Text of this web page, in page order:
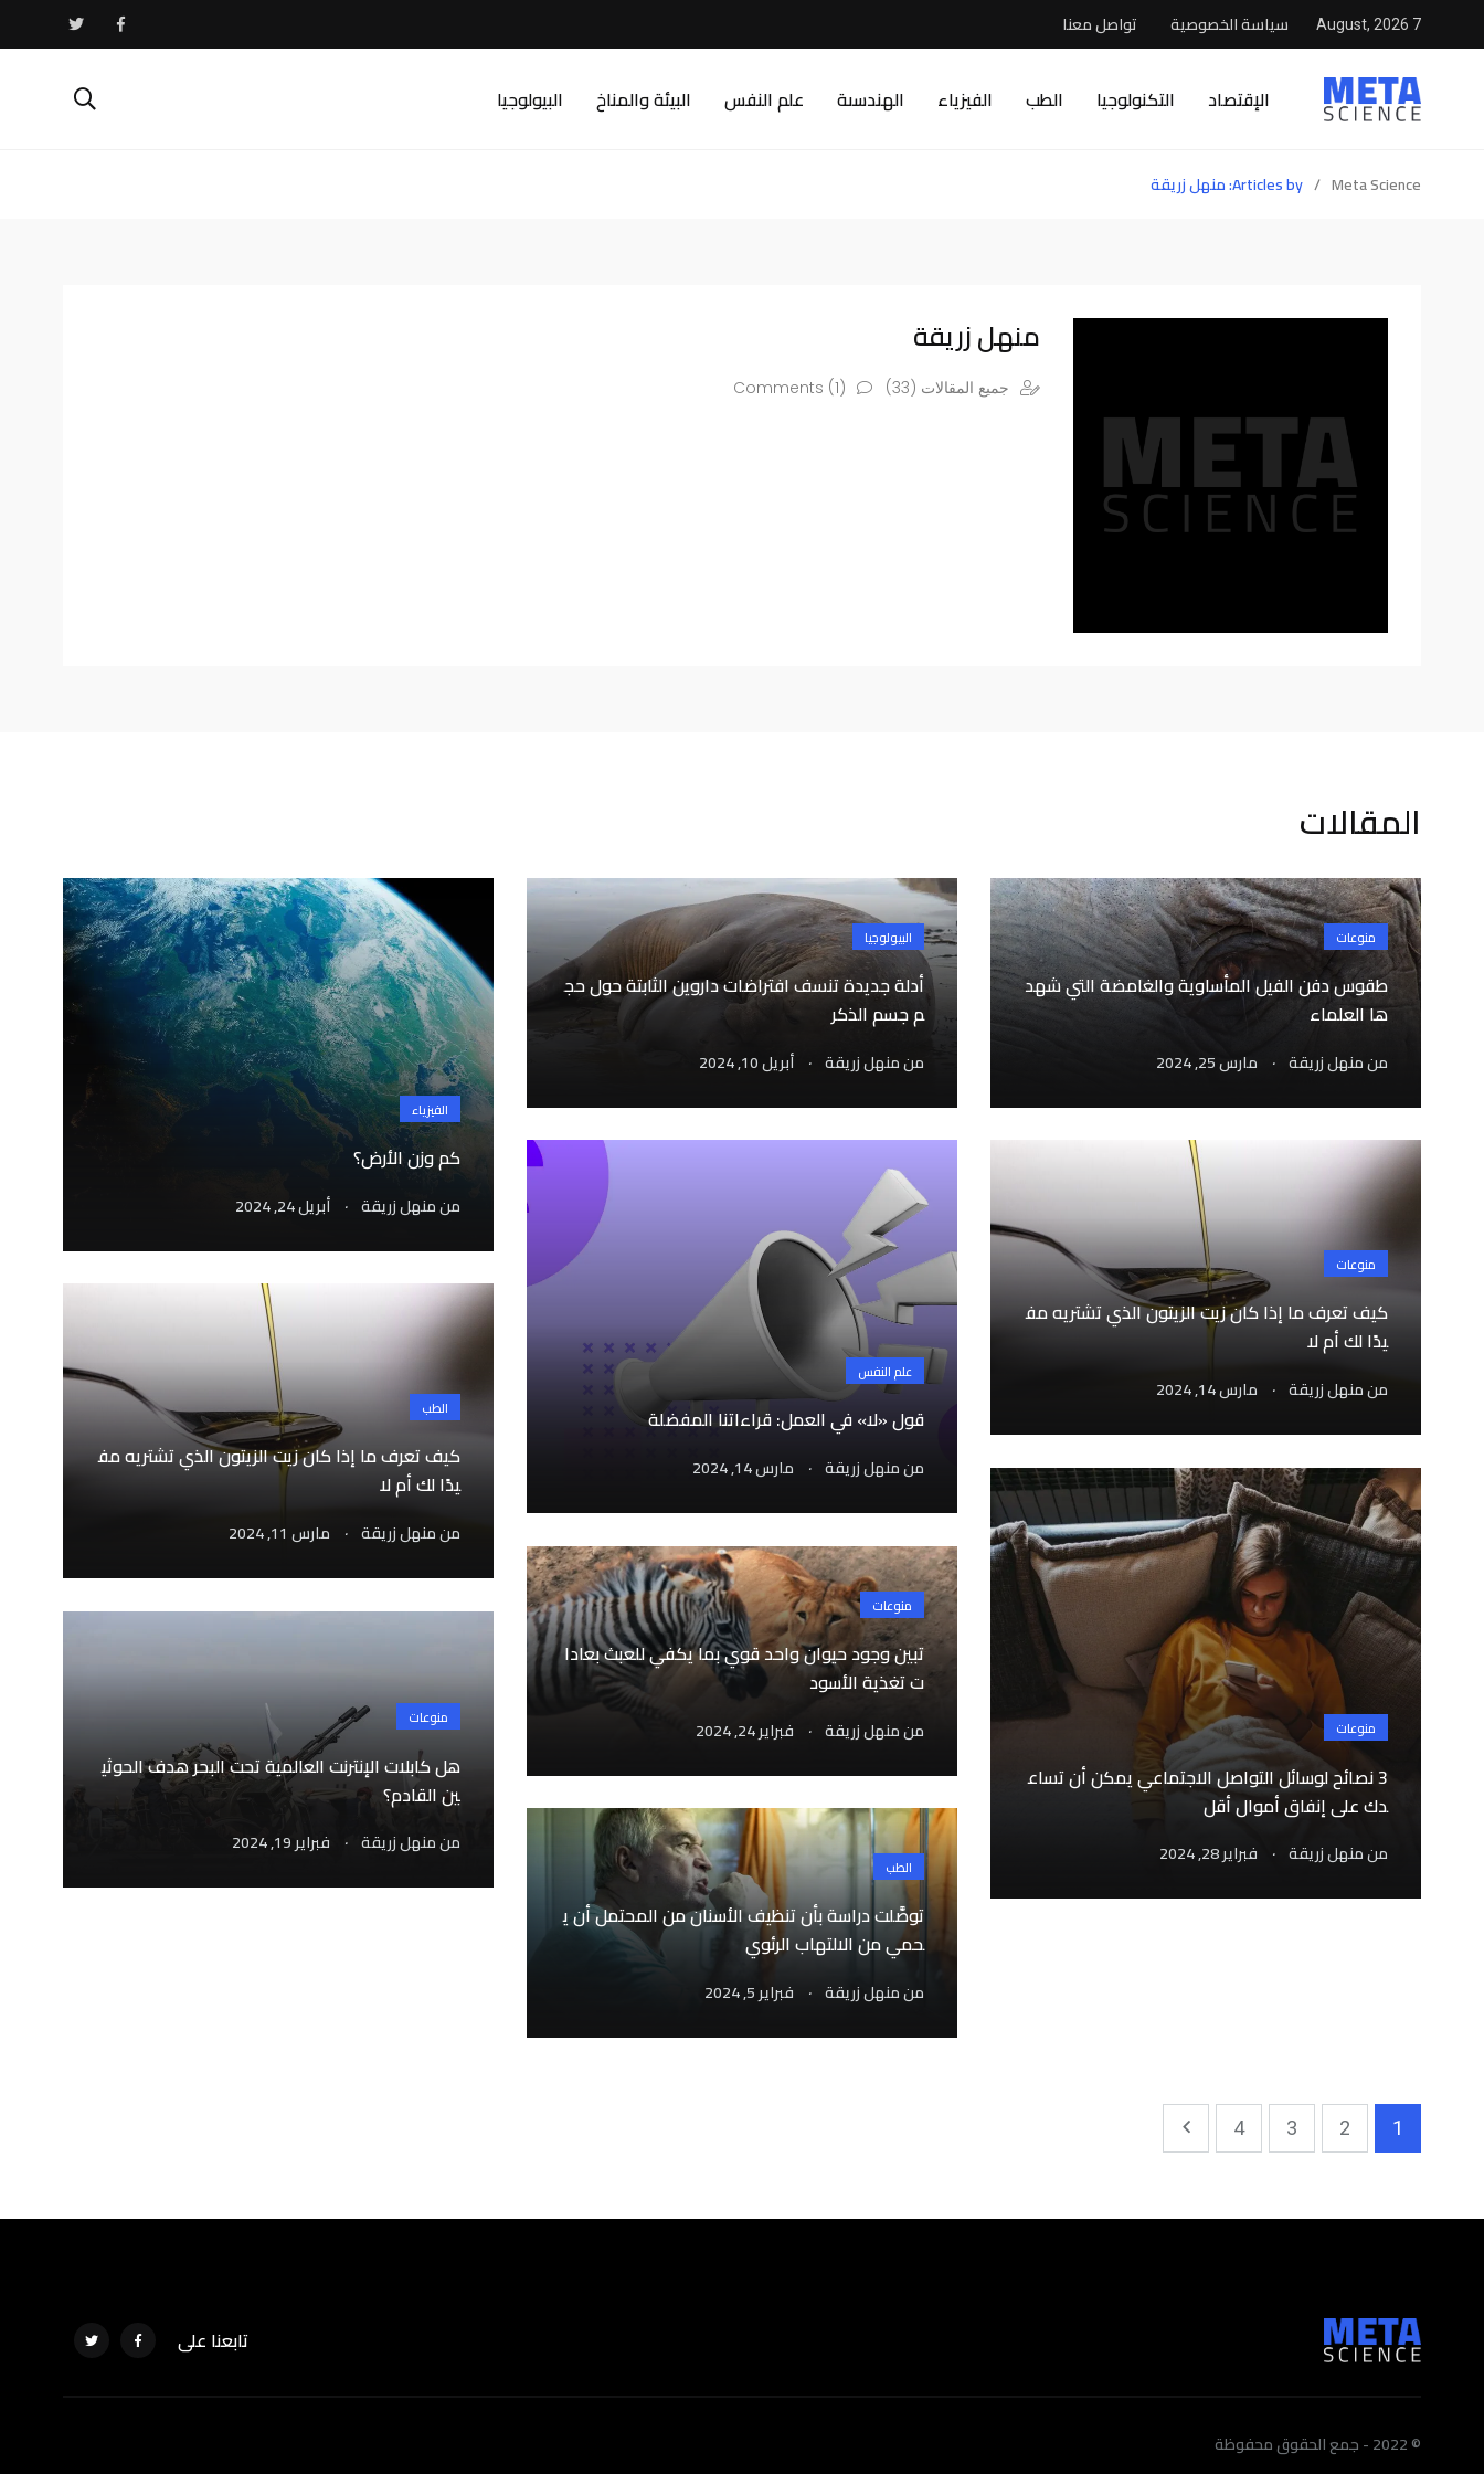
7 August, 2026 سياسة الخصوصية تواصل معنا
الإقتصاد التكنولوجيا الطب الفيزياء الهندسىة علم النفس البيئة والمناخ البيولوجيا
Meta Science
/ Articles by: منهل زريقة
منهل زريقة
جميع المقالات (33) Comments (1)
المقالات
الفيزياء
كم وزن الأرض؟
منمنهل زريقة . أبريل 24, 2024
البيولوجيا
أدلة جديدة تنسف افتراضات داروين الثابتة حول حج
م جسم الذكر
منمنهل زريقة . أبريل 10, 2024
منوعات
طقوس دفن الفيل المأساوية والغامضة التي شهد
ها العلماء
منمنهل زريقة . مارس 25, 2024
علم النفس
قول «لا» في العمل: قراءاتنا المفضلة
منمنهل زريقة . مارس 14, 2024
منوعات
كيف تعرف ما إذا كان زيت الزيتون الذي تشتريه مف
يدًا لك أم لا
منمنهل زريقة . مارس 14, 2024
الطب
كيف تعرف ما إذا كان زيت الزيتون الذي تشتريه مف
يدًا لك أم لا
منمنهل زريقة . مارس 11, 2024
منوعات
3 نصائح لوسائل التواصل الاجتماعي يمكن أن تساع
دك على إنفاق أموال أقل
منمنهل زريقة . فبراير 28, 2024
منوعات
تبين وجود حيوان واحد قوي بما يكفي للعبث بعادا
ت تغذية الأسود
منمنهل زريقة . فبراير 24, 2024 منوعات
هل كابلات الإنترنت العالمية تحت البحر هدف الحوثي
ين القادم؟
منمنهل زريقة . فبراير 19, 2024
الطب
توصَّلت دراسة بأن تنظيف الأسنان من المحتمل أن ي
حمي من الالتهاب الرئوي
منمنهل زريقة . فبراير 5, 2024
1
2
3
4
تابعنا على
© 2022 - جمع الحقوق محفوظة